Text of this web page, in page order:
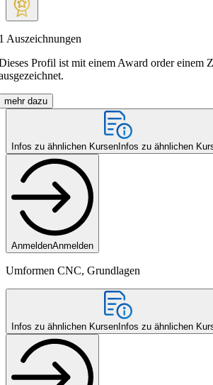
Auszeichnungen
Profil ist mit einem Award order einem
mehr dazu
Infos zu ähnlichen Kursen Infos zu ähnlichen
AnmeldenAnmelden
Umformen CNC, Grundlagen
Infos zu ähnlichen Kursen Infos zu ähnlichen